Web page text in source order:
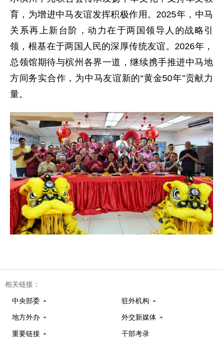
育，为增进中马友谊发挥积极作用。2025年，中马
关系再上新台阶，动力在于两国领导人的战略引
领，根基在于两国人民的深厚传统友谊。2026年，
总领馆期待与槟州各界一道，继续携手推进中马地
方间务实合作，为中马友谊新的“黄金50年”贡献力
量。
相关链接：
中央部委 驻外机构
地方外办 外交新媒体
重要链接 干部考录